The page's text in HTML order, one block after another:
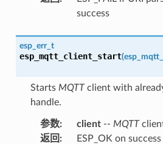
success
esp_err_t
esp_mqtt_client_start(
Starts MQTTclient with
handle.
参数: client-- MQTT
返回 :
ESP_OK on success